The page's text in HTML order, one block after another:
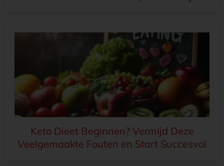
Keto Dieet Beginnen? Vermijd Deze
Veelgemaakte Fouten en Start Succesvol